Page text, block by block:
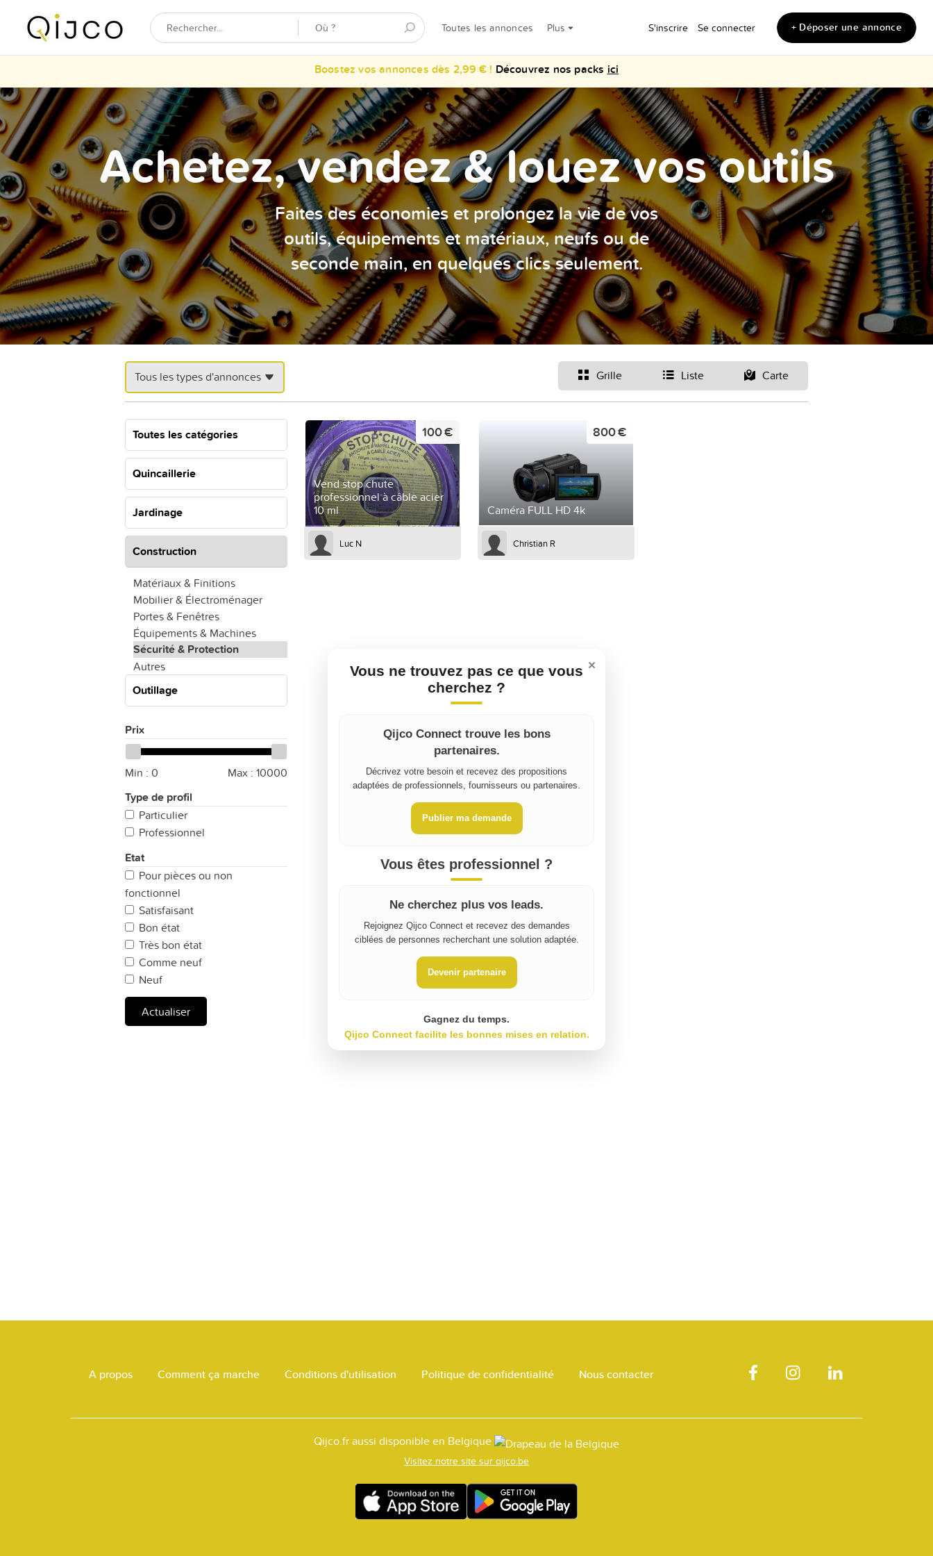
Boostez vos annonces dès 2,99 € ! Découvrez nos packs ici
Toutes les annonces Plus S'inscrire Se connecter + Déposer une annonce
Achetez, vendez & louez vos outils
Faites des économies et prolongez la vie de vos
outils, équipements et matériaux, neufs ou de
seconde main, en quelques clics seulement.
Grille Liste Carte
Tous les types d'annonces
Toutes les catégories
Quincaillerie
Jardinage
Construction
Matériaux & Finitions
Mobilier & Électroménager
Portes & Fenêtres
Équipements & Machines
Sécurité & Protection
Autres
Outillage
Prix
Min : 0 Max : 10000
Type de profil
Particulier
Professionnel
Etat
Pour pièces ou non
fonctionnel
Satisfaisant
Bon état
Très bon état
Comme neuf
Neuf
Actualiser
Vend stop chute
professionnel à câble acier
10 ml
100 €
Luc N
Caméra FULL HD 4k
800 €
Christian R
A propos Comment ça marche Conditions d'utilisation Politique de confidentialité Nous contacter
Qijco.fr aussi disponible en Belgique
Visitez notre site sur qijco.be
×
Vous ne trouvez pas ce que vous
cherchez ?
Qijco Connect trouve les bons
partenaires.
Décrivez votre besoin et recevez des propositions
adaptées de professionnels, fournisseurs ou partenaires.
Publier ma demande
Vous êtes professionnel ?
Ne cherchez plus vos leads.
Rejoignez Qijco Connect et recevez des demandes
ciblées de personnes recherchant une solution adaptée.
Devenir partenaire
Gagnez du temps.
Qijco Connect facilite les bonnes mises en relation.